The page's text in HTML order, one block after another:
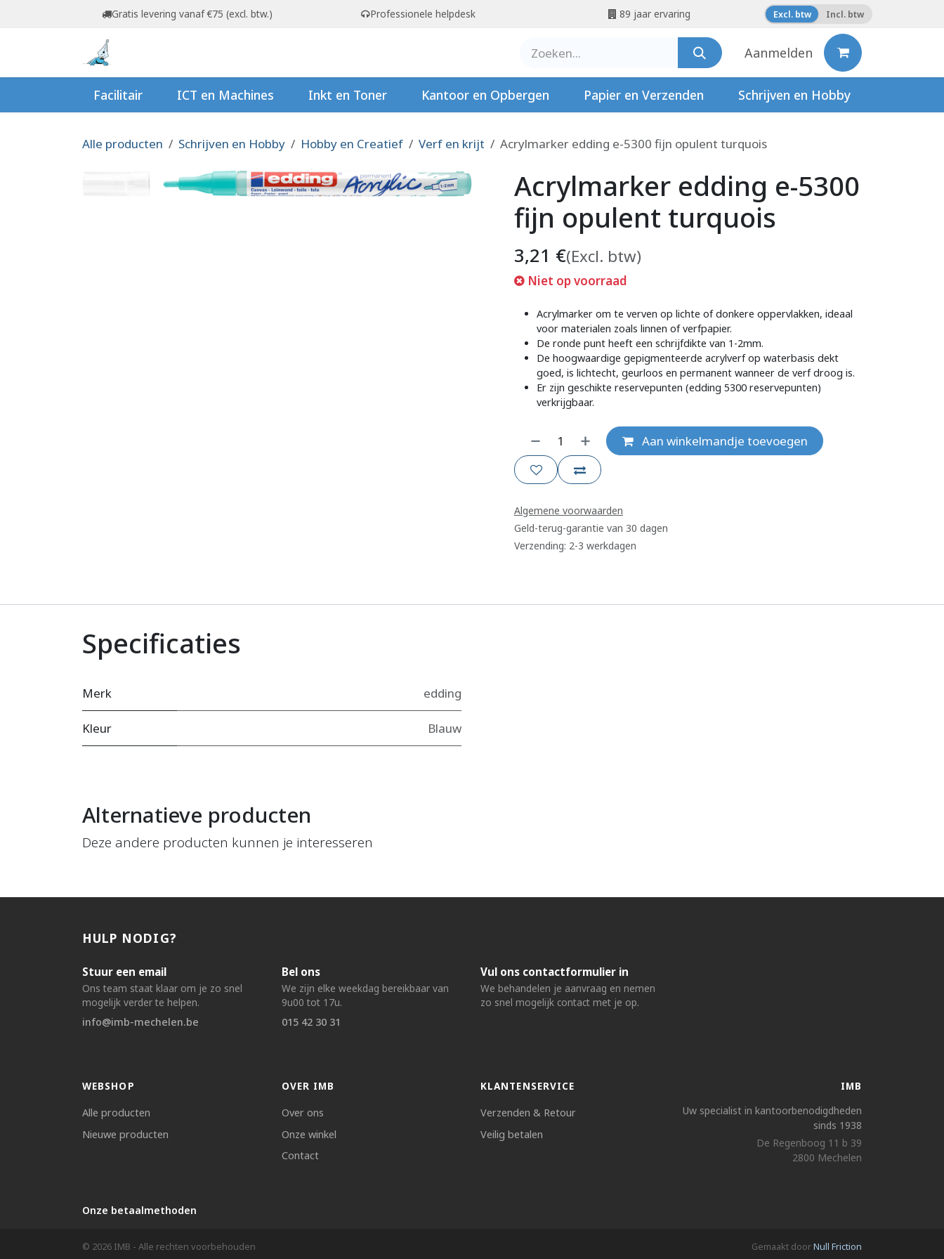
Overslaan naar inhoudGratis levering vanaf €75 (excl. btw.) Professionele helpdesk 89 jaar ervaring Excl. btw Incl. btw
Aanmelden
Facilitair ICT en Machines Inkt en Toner Kantoor en Opbergen Papier en Verzenden Schrijven en Hobby
Alle producten Schrijven en Hobby Hobby en Creatief Verf en krijt Acrylmarker edding e-5300 fijn opulent turquois
Acrylmarker edding e-5300
fijn opulent turquois
3,21 €(Excl. btw)
Niet op voorraad
Acrylmarker om te verven op lichte of donkere oppervlakken, ideaal
voor materialen zoals linnen of verfpapier.
De ronde punt heeft een schrijfdikte van 1-2mm.
De hoogwaardige gepigmenteerde acrylverf op waterbasis dekt
goed, is lichtecht, geurloos en permanent wanneer de verf droog is.
Er zijn geschikte reservepunten (edding 5300 reservepunten)
verkrijgbaar.
Aan winkelmandje toevoegen
Algemene voorwaarden
Geld-terug-garantie van 30 dagen
Verzending: 2-3 werkdagen
Specificaties
Merk edding
Kleur Blauw
Alternatieve producten
Deze andere producten kunnen je interesseren
HULP NODIG?
Stuur een email
Ons team staat klaar om je zo snel
mogelijk verder te helpen.
info@imb-mechelen.be
Bel ons
We zijn elke weekdag bereikbaar van
9u00 tot 17u.
015 42 30 31
Vul ons contactformulier in
We behandelen je aanvraag en nemen
zo snel mogelijk contact met je op.
WEBSHOP
Alle producten
Nieuwe producten
OVER IMB
Over ons
Onze winkel
Contact
KLANTENSERVICE
Verzenden & Retour
Veilig betalen
IMB
Uw specialist in kantoorbenodigdheden
sinds 1938
De Regenboog 11 b 39
2800 Mechelen
Onze betaalmethoden
© 2026 IMB - Alle rechten voorbehouden Gemaakt doorNull Friction